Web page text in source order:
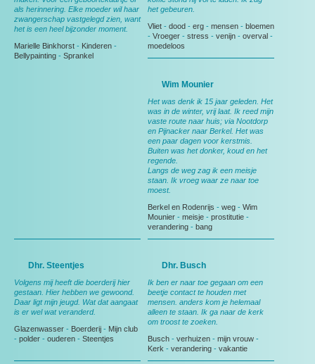
als herinnering. Elke moeder wil haar
zwangerschap vastgelegd zien, want
het is een heel bijzonder moment.
Marielle Binkhorst - Kinderen -
Bellypainting - Sprankel
het gebeuren.
Vliet - dood - erg - mensen - bloemen
- Vroeger - stress - venijn - overval -
moedeloos
Wim Mounier
Het was denk ik 15 jaar geleden. Het
was in de winter, vrij laat. Ik reed mijn
vaste route naar huis; via Nootdorp
en Pijnacker naar Berkel. Het was
een paar dagen voor kerstmis.
Buiten was het donker, koud en het
regende.
Langs de weg zag ik een meisje
staan. Ik vroeg waar ze naar toe
moest.
Berkel en Rodenrijs - weg - Wim
Mounier - meisje - prostitutie -
verandering - bang
Dhr. Steentjes
Volgens mij heeft die boerderij hier
gestaan. Hier hebben we gewoond.
Daar ligt mijn jeugd. Wat dat aangaat
is er wel wat veranderd.
Glazenwasser - Boerderij - Mijn club
- polder - ouderen - Steentjes
Dhr. Busch
Ik ben er naar toe gegaan om een
beetje contact te houden met
mensen. anders kom je helemaal
alleen te staan. Ik ga naar de kerk
om troost te zoeken.
Busch - verhuizen - mijn vrouw -
Kerk - verandering - vakantie